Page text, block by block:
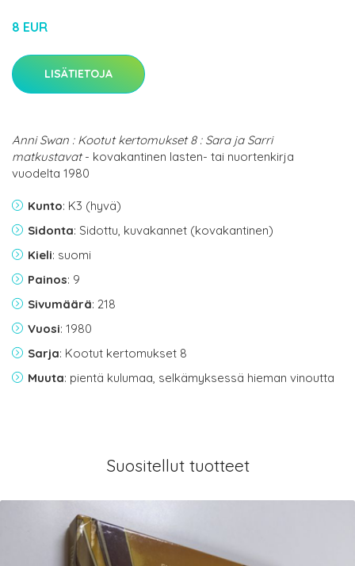
8 EUR
LISÄTIETOJA
Anni Swan : Kootut kertomukset 8 : Sara ja Sarri
matkustavat- kovakantinen lasten- tai nuortenkirja
vuodelta 1980
Kunto: K3 (hyvä)
Sidonta: Sidottu, kuvakannet (kovakantinen)
Kieli: suomi
Painos: 9
Sivumäärä: 218
Vuosi: 1980
Sarja: Kootut kertomukset 8
Muuta: pientä kulumaa, selkämyksessä hieman vinoutta
Suositellut tuotteet